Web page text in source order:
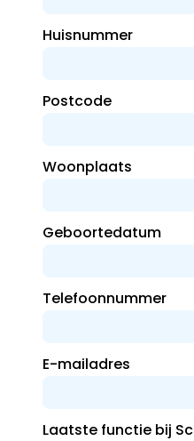
Huisnummer
Postcode
Woonplaats
Geboortedatum
Telefoonnummer
E-mailadres
Laatste functie bij